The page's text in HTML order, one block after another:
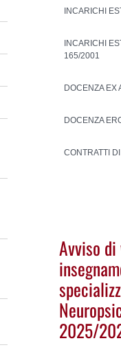
INCARICHI
INCARICHI
165/2001
DOCENZA EX
DOCENZA
CONTRATTI
Avviso di
2025/